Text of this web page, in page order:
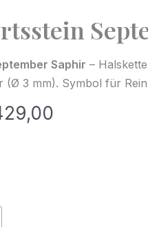
Saphir –
(Ø 3 mm). Symbol für